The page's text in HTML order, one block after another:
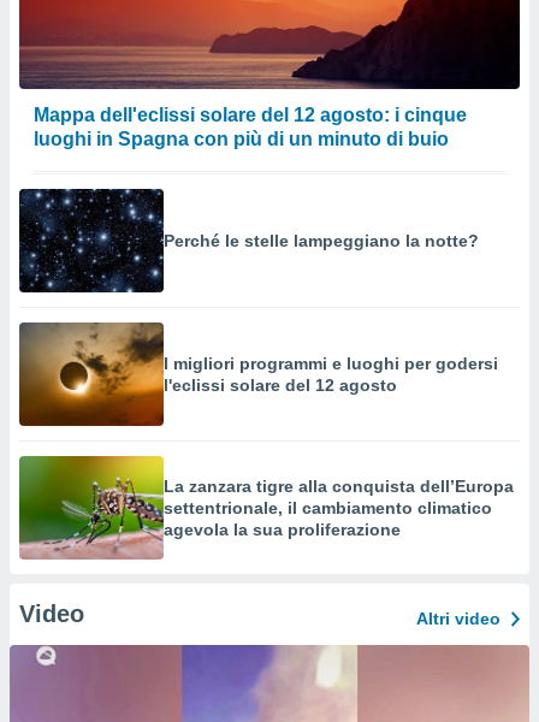
Mappa dell'eclissi solare del 12 agosto: i cinque
luoghi in Spagna con più di un minuto di buio
Perché le stelle lampeggiano la notte?
I migliori programmi e luoghi per godersi
l'eclissi solare del 12 agosto
La zanzara tigre alla conquista dell’Europa
settentrionale, il cambiamento climatico
agevola la sua proliferazione
Video Altri video